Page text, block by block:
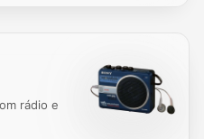
rádio e